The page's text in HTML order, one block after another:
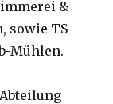
&
sowie TS
Mühlen.